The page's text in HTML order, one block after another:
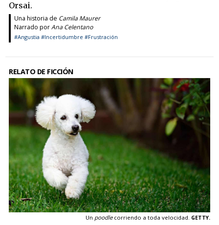
Orsai.
Una historia de Camila Maurer
Narrado porAna Celentano
#Angustia #Incertidumbre #Frustración
RELATO DE FICCIÓN
Un poodlecorriendo a toda velocidad. GETTY.